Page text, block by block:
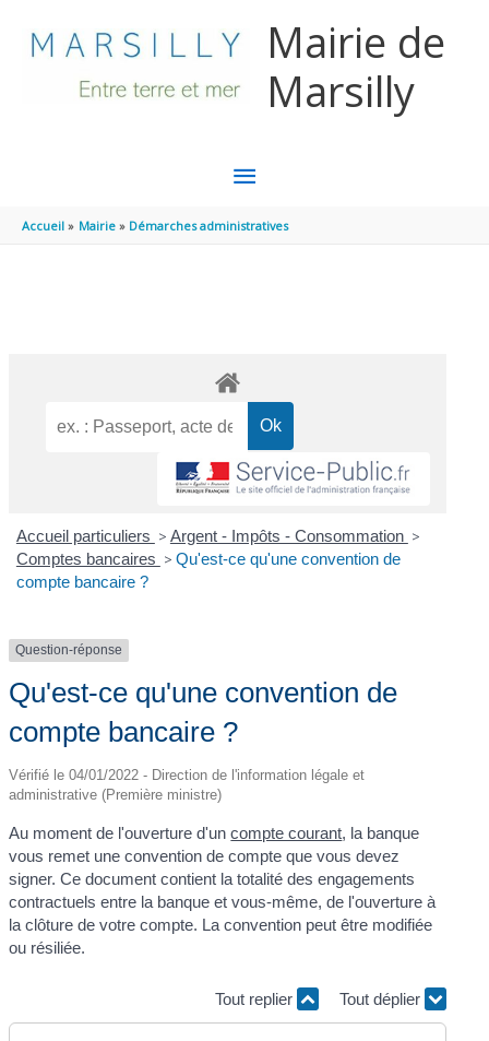
Mairie de
Marsilly
MENU
PRINCIPAL
Accueil Mairie Démarches administratives
Accueil particuliers > Argent - Impôts - Consommation >
Comptes bancaires > Qu'est-ce qu'une convention de
compte bancaire ?
Question-réponse
Qu'est-ce qu'une convention de
compte bancaire ?
Vérifié le 04/01/2022 - Direction de l'information légale et
administrative (Première ministre)
Au moment de l'ouverture d'uncompte courant, la banque
vous remet une convention de compte que vous devez
signer. Ce document contient la totalité des engagements
contractuels entre la banque et vous-même, de l'ouverture à
la clôture de votre compte. La convention peut être modifiée
ou résiliée.
Tout replier Tout déplier